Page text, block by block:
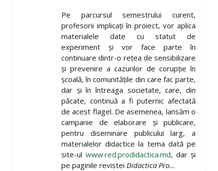
Pe parcursul semestrului curent,
profesorii implicați în proiect, vor aplica
materialele date cu statut de
experiment și vor face parte în
continuare dintr-o rețea de sensibilizare
și prevenire a cazurilor de corupție în
școală, în comunitățile din care fac parte,
dar și în întreaga societate, care, din
păcate, continuă a fi puternic afectată
de acest flagel. De asemenea, lansăm o
campanie de elaborare și publicare,
pentru diseminare publicului larg, a
materialelor didactice la tema dată pe
site-ul www.red.prodidactica.md, dar și
pe paginile revistei Didactica Pro…